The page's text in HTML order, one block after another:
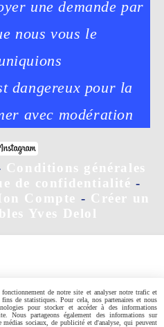
une demande par
nous vous le
dangereux pour la
avec modération
Conditions générales
de confidentialité
Compte
Créer un
Yves Delol
de notre site et analyser notre trafic et
de statistiques. Pour cela, nos partenaires et nous
pour stocker et accéder à des informations
Nous partageons également des informations sur
sociaux, de publicité et d'analyse, qui peuvent